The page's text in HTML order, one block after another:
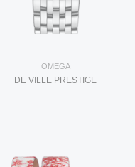
OMEGA
DE VILLE PRESTIGE